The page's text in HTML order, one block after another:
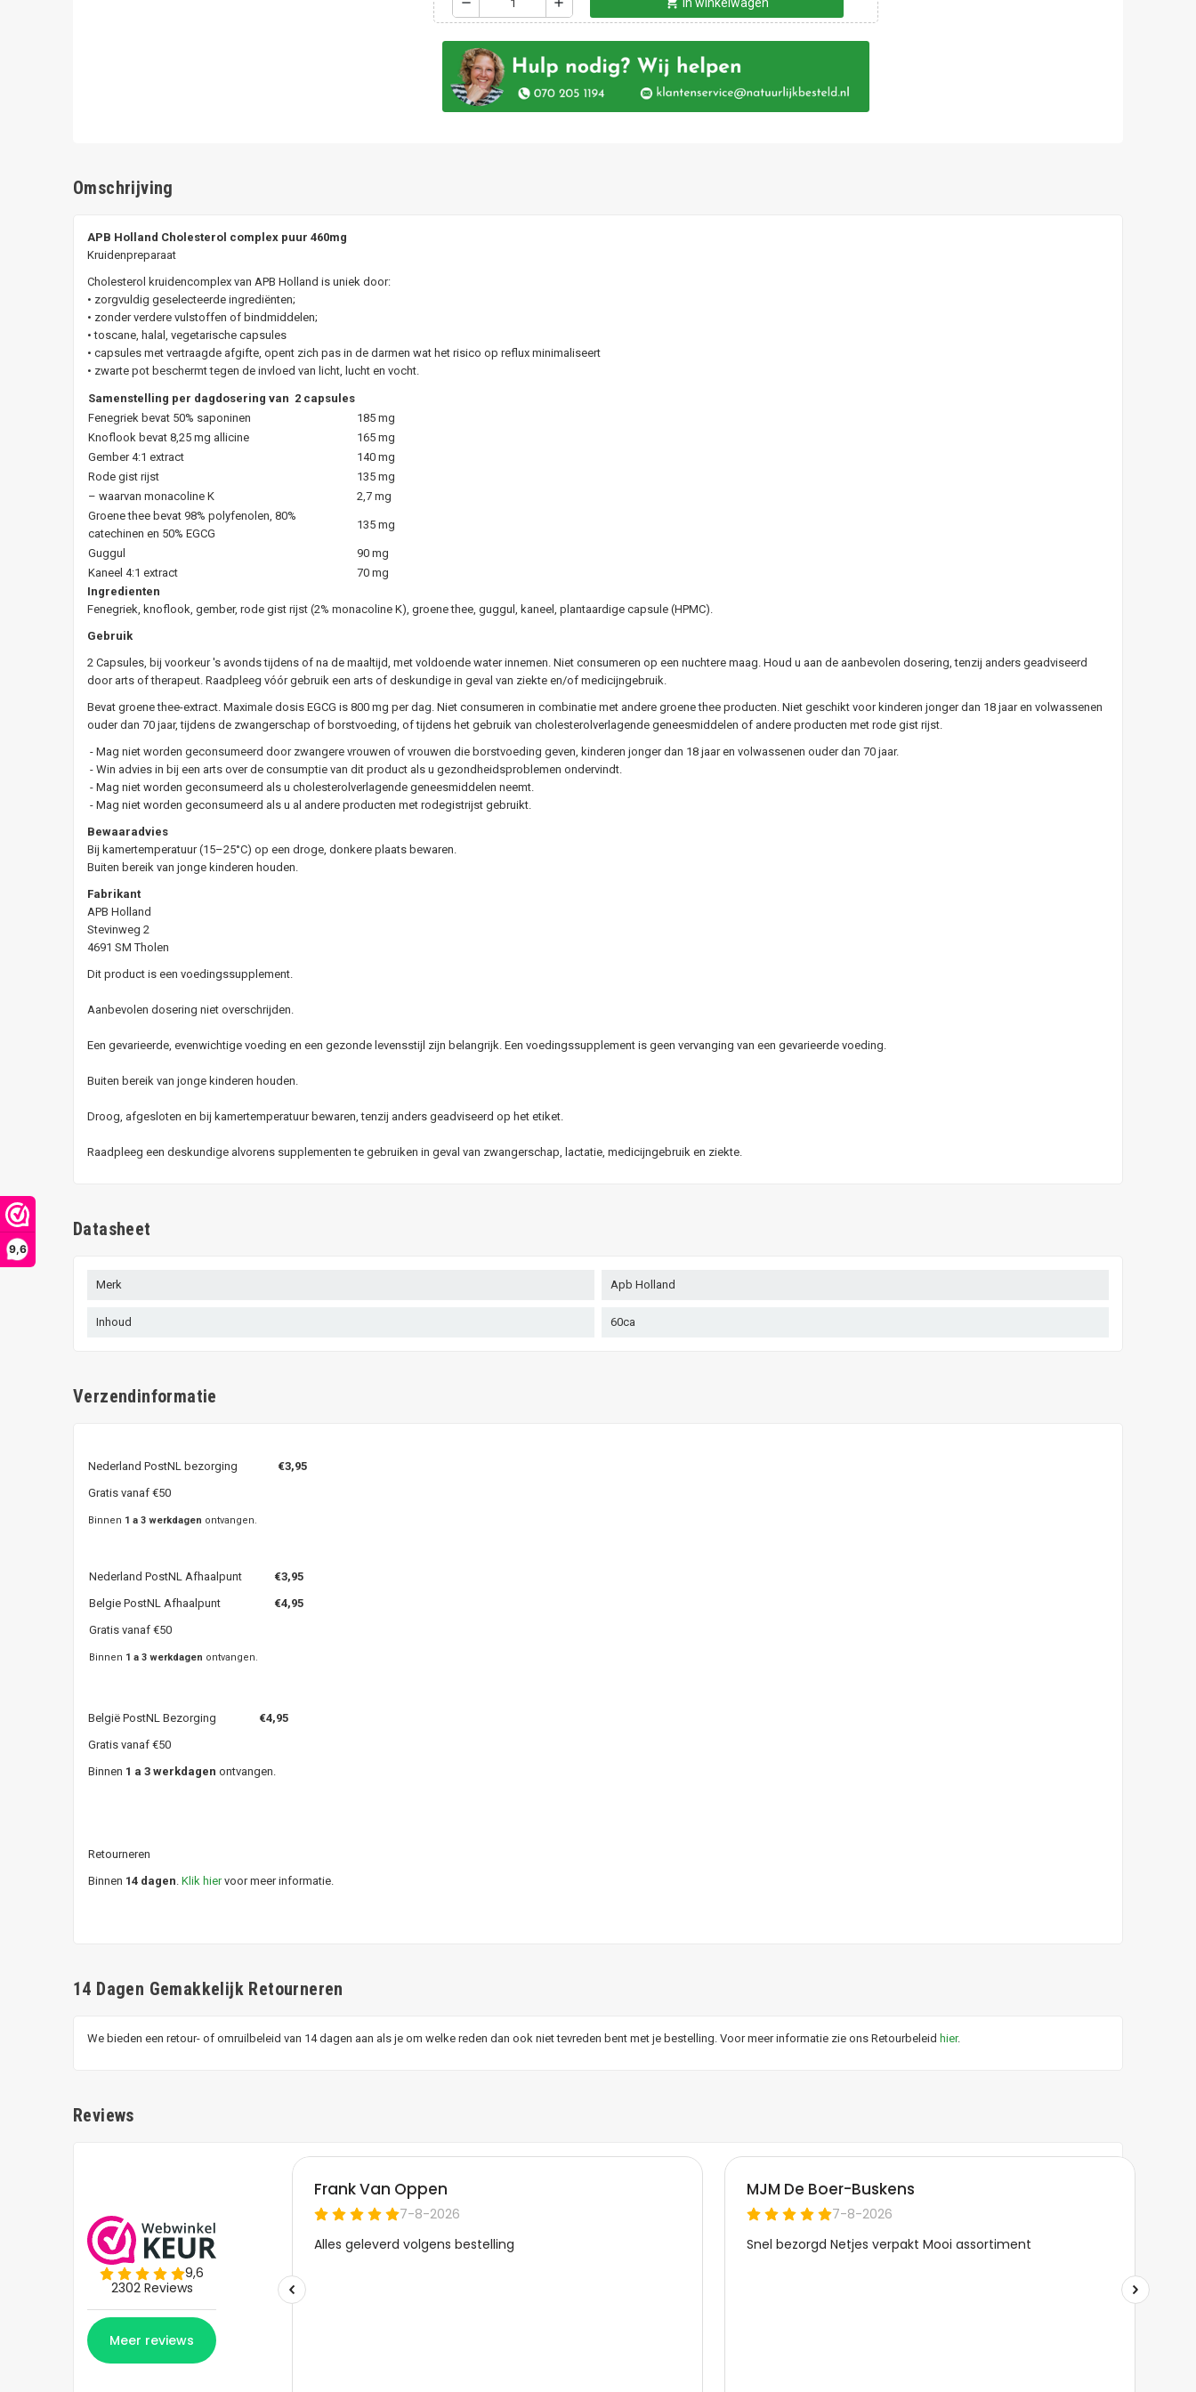
9,6
Omschrijving
APB Holland Cholesterol complex puur 460mg
Kruidenpreparaat
Cholesterol kruidencomplex van APB Holland is uniek door:
• zorgvuldig geselecteerde ingrediënten;
• zonder verdere vulstoffen of bindmiddelen;
• toscane, halal, vegetarische capsules
• capsules met vertraagde afgifte, opent zich pas in de darmen wat het risico op reflux minimaliseert
• zwarte pot beschermt tegen de invloed van licht, lucht en vocht.
Samenstelling per dagdosering van 2 capsules
Fenegriek bevat 50% saponinen
185 mg
Knoflook bevat 8,25 mg allicine
165 mg
Gember 4:1 extract
140 mg
Rode gist rijst
135 mg
– waarvan monacoline K
2,7 mg
Groene thee bevat 98% polyfenolen, 80%
catechinen en 50% EGCG
135 mg
Guggul
90 mg
Kaneel 4:1 extract
70 mg
Ingredienten
Fenegriek, knoflook, gember, rode gist rijst (2% monacoline K), groene thee, guggul, kaneel, plantaardige capsule (HPMC).
Gebruik
2 Capsules, bij voorkeur 's avonds tijdens of na de maaltijd, met voldoende water innemen. Niet consumeren op een nuchtere maag. Houd u aan de aanbevolen dosering, tenzij anders geadviseerd
door arts of therapeut. Raadpleeg vóór gebruik een arts of deskundige in geval van ziekte en/of medicijngebruik.
Bevat groene thee-extract. Maximale dosis EGCG is 800 mg per dag. Niet consumeren in combinatie met andere groene thee producten. Niet geschikt voor kinderen jonger dan 18 jaar en volwassenen
ouder dan 70 jaar, tijdens de zwangerschap of borstvoeding, of tijdens het gebruik van cholesterolverlagende geneesmiddelen of andere producten met rode gist rijst.
- Mag niet worden geconsumeerd door zwangere vrouwen of vrouwen die borstvoeding geven, kinderen jonger dan 18 jaar en volwassenen ouder dan 70 jaar.
- Win advies in bij een arts over de consumptie van dit product als u gezondheidsproblemen ondervindt.
- Mag niet worden geconsumeerd als u cholesterolverlagende geneesmiddelen neemt.
- Mag niet worden geconsumeerd als u al andere producten met rodegistrijst gebruikt.
Bewaaradvies
Bij kamertemperatuur (15–25°C) op een droge, donkere plaats bewaren.
Buiten bereik van jonge kinderen houden.
Fabrikant
APB Holland
Stevinweg 2
4691 SM Tholen
Dit product is een voedingssupplement.
Aanbevolen dosering niet overschrijden.
Een gevarieerde, evenwichtige voeding en een gezonde levensstijl zijn belangrijk. Een voedingssupplement is geen vervanging van een gevarieerde voeding.
Buiten bereik van jonge kinderen houden.
Droog, afgesloten en bij kamertemperatuur bewaren, tenzij anders geadviseerd op het etiket.
Raadpleeg een deskundige alvorens supplementen te gebruiken in geval van zwangerschap, lactatie, medicijngebruik en ziekte.
Datasheet
Merk Apb Holland
Inhoud 60ca
Verzendinformatie
Nederland PostNL bezorging €3,95
Gratis vanaf €50
Binnen 1 a 3 werkdagen ontvangen.
Nederland PostNL Afhaalpunt €3,95
Belgie PostNL Afhaalpunt
€4,95
Gratis vanaf €50
Binnen 1 a 3 werkdagen ontvangen.
België PostNL Bezorging €4,95
Gratis vanaf €50
Binnen 1 a 3 werkdagen ontvangen.
Retourneren
Binnen 14 dagen. Klik hiervoor meer informatie.
14 Dagen Gemakkelijk Retourneren
We bieden een retour- of omruilbeleid van 14 dagen aan als je om welke reden dan ook niet tevreden bent met je bestelling. Voor meer informatie zie ons Retourbeleid hier.
Reviews